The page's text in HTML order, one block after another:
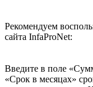
Рекомендуем
сайта InfaProNet:
Введите в поле
«Срок в месяцах»